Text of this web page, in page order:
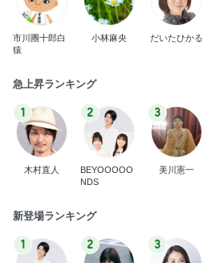
市川團十郎白
猿
小林麻央 だいたひかる
急上昇ランキング
1
木村直人
2
BEYOOOOO
NDS
3
美川憲一
新登場ランキング
1 2 3